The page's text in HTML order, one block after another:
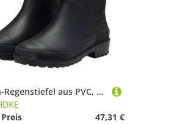
Damen-Regenstiefel aus PVC, mittelhohe Wadenhöhe, wasserdicht, for Hineinschlüpfen, rutschfeste Wasserschuhe for Damen im Freien, Gummistiefel Für Industrie Handwerk(Black,38)
47,31 €